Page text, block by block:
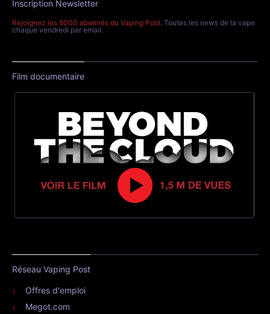
Inscription Newsletter
Rejoignez les 8000 abonnés du Vaping Post. Toutes les news de la vape
chaque vendredi par email.
Film documentaire
Réseau Vaping Post
Offres d'emploi
Megot.com